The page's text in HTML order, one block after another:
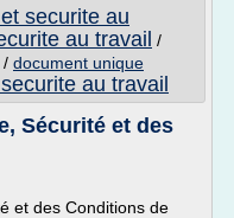
securite au
au travail /
/ document unique
au travail
Sécurité et des
et des Conditions de